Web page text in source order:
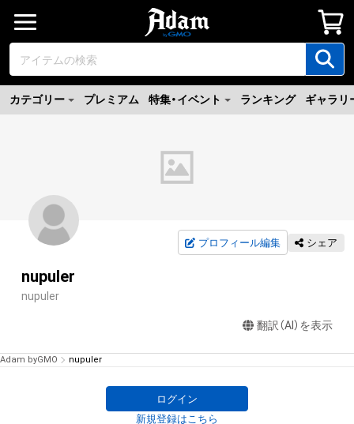
カテゴリー プレミアム 特集・イベント ランキング ギャラリ
プロフィール編集 シェア
nupuler
nupuler
翻訳（AI）を表示
Adam byGMO nupuler
ログイン
新規登録はこちら